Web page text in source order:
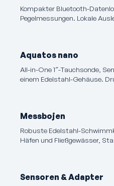
Kompakter Bluetooth-
Pegel­messungen. Lokale
Aquatos nano
All-in-One 1″-Tauchsonde,
einem Edelstahl-Gehäuse.
Messbojen
Robuste Edelstahl-
Häfen und Fließgewässer,
Sensoren & Adapter